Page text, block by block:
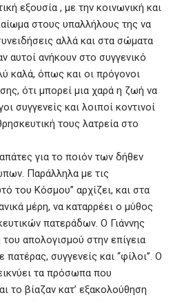
εξουσία , με την κοινωνική και
στους υπαλλήλους της να
αλλά και στα σώματα
αυτοί ανήκουν στο συγγενικό
καλά, όπως και οι πρόγονοι
ότι μπορεί μια χαρά η ζωή να
συγγενείς και λοιποί κοντινοί
τους λατρεία στο
για το ποιόν των δήθεν
Παράλληλα με τις
του Κόσμου’’ αρχίζει, και στα
μέρη, να καταρρέει ο μύθος
πατεράδων. Ο Γιάννης
απολογισμού στην επίγεια
συγγενείς και ‘‘φίλοι’’. Ο
τα πρόσωπα που
το βίαζαν κατ’ εξακολούθηση